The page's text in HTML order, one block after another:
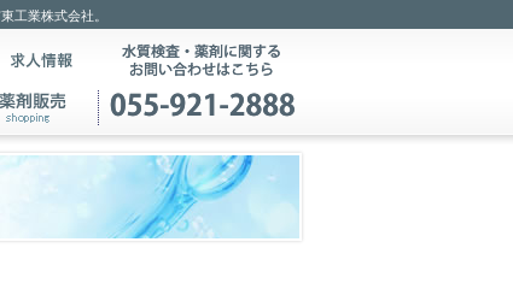
工業株式会社。